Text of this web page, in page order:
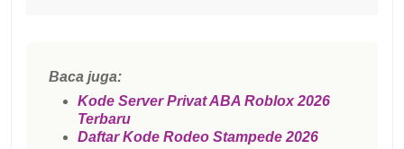
Baca juga:
Kode Server Privat ABA Roblox 2026
Terbaru
Daftar Kode Rodeo Stampede 2026